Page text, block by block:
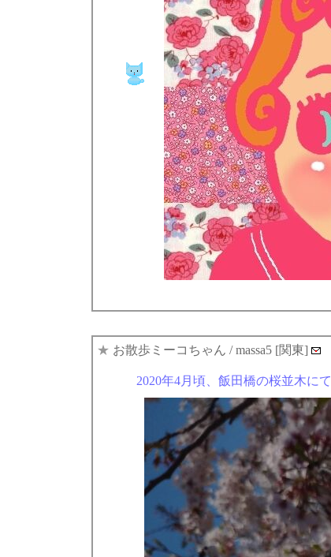
★ お散歩ミーコちゃん / massa5 [関東]
2020年4月頃、飯田橋の桜並木にて